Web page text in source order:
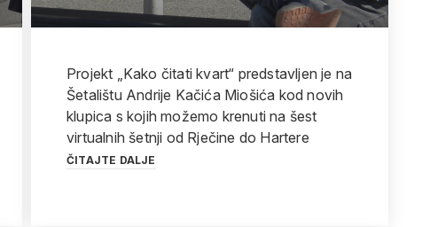
Projekt „Kako čitati kvart“ predstavljen je na
Šetalištu Andrije Kačića Miošića kod novih
klupica s kojih možemo krenuti na šest
virtualnih šetnji od Rječine do Hartere
ČITAJTE DALJE